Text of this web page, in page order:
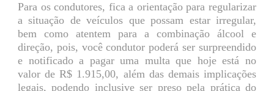
Para os condutores, fica a orientação para regularizar
a situação de veículos que possam estar irregular,
bem como atentem para a combinação álcool e
direção, pois, você condutor poderá ser surpreendido
e notificado a pagar uma multa que hoje está no
valor de R$ 1.915,00, além das demais implicações
legais, podendo inclusive ser preso pela prática do